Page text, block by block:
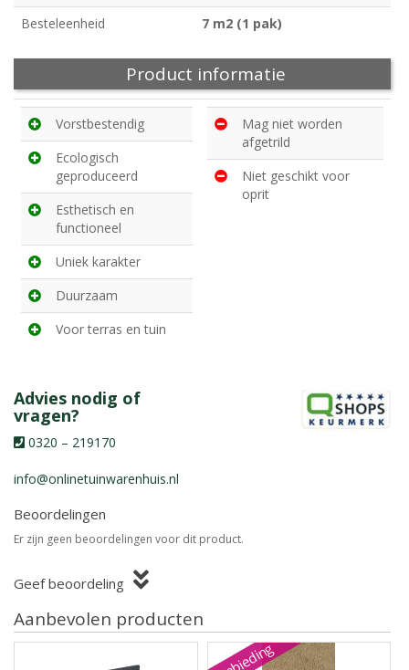
Besteleenheid
7 m2 (1 pak)
Product informatie
Vorstbestendig
Ecologisch
geproduceerd
Esthetisch en
functioneel
Uniek karakter
Duurzaam
Voor terras en tuin
Mag niet worden
afgetrild
Niet geschikt voor
oprit
Advies nodig of
vragen?
0320 – 219170
info@onlinetuinwarenhuis.nl
Beoordelingen
Er zijn geen beoordelingen voor dit product.
Geef beoordeling
Aanbevolen producten